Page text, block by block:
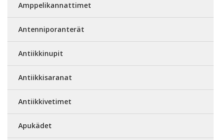
Amppelikannattimet
Antenniporanterät
Antiikkinupit
Antiikkisaranat
Antiikkivetimet
Apukädet